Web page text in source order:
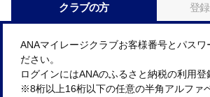
クラブの方
登
ANAマイレージクラブお客様番号とパスワ
ださい。
ログインにはANAのふるさと納税の利用登
※8桁以上16桁以下の任意の半角アルファ